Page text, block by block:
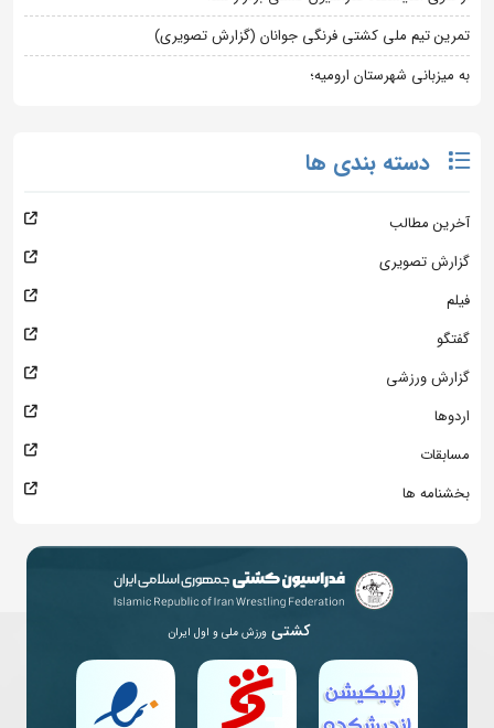
تمرین تیم ملی کشتی فرنگی جوانان (گزارش تصویری)
به میزبانی شهرستان ارومیه؛
دسته بندی ها
آخرین مطالب
گزارش تصویری
فیلم
گفتگو
گزارش ورزشی
اردوها
مسابقات
بخشنامه ها
کشتی ورزش ملی و اول ایران